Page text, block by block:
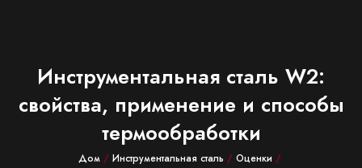
Инструментальная сталь W2:
свойства, применение и способы
термообработки
Дом/ Инструментальная сталь / Оценки/